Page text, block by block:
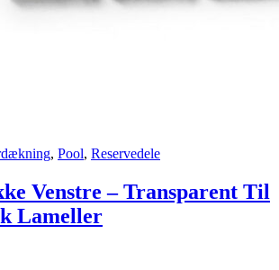
, Pool, Reservedele
Venstre – Transparent Til
Lameller